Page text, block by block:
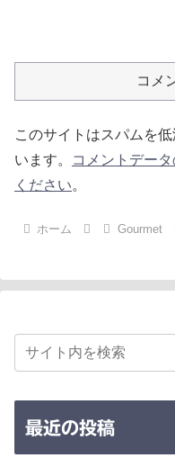
コメ
このサイトはスパムを
います。
コメントデー
ください。
ホーム Gourmet
最近の投稿